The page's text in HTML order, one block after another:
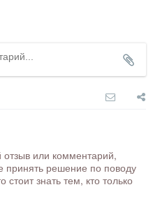
или комментарий,
решение по поводу
знать тем, кто только